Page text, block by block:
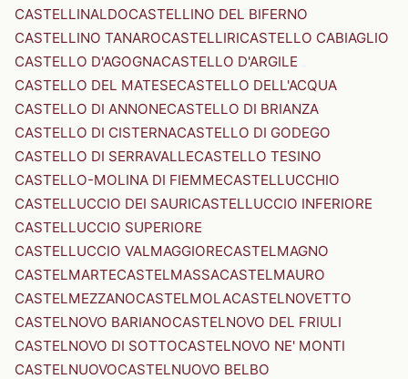
CASTELLINALDOCASTELLINO DEL BIFERNO
CASTELLINO TANAROCASTELLIRICASTELLO CABIAGLIO
CASTELLO D'AGOGNACASTELLO D'ARGILE
CASTELLO DEL MATESECASTELLO DELL'ACQUA
CASTELLO DI ANNONECASTELLO DI BRIANZA
CASTELLO DI CISTERNACASTELLO DI GODEGO
CASTELLO DI SERRAVALLECASTELLO TESINO
CASTELLO-MOLINA DI FIEMMECASTELLUCCHIO
CASTELLUCCIO DEI SAURICASTELLUCCIO INFERIORE
CASTELLUCCIO SUPERIORE
CASTELLUCCIO VALMAGGIORECASTELMAGNO
CASTELMARTECASTELMASSACASTELMAURO
CASTELMEZZANOCASTELMOLACASTELNOVETTO
CASTELNOVO BARIANOCASTELNOVO DEL FRIULI
CASTELNOVO DI SOTTOCASTELNOVO NE' MONTI
CASTELNUOVOCASTELNUOVO BELBO